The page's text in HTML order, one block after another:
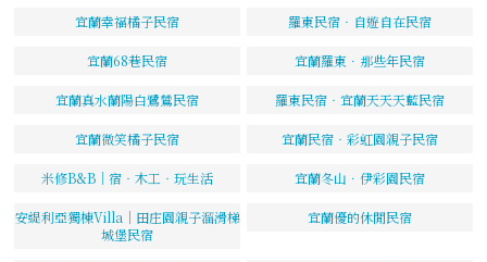
宜蘭幸福橘子民宿 羅東民宿‧自遊自在民宿
宜蘭68巷民宿 宜蘭羅東．那些年民宿
宜蘭真水蘭陽白鷺鷥民宿 羅東民宿‧宜蘭天天天藍民宿
宜蘭微笑橘子民宿 宜蘭民宿‧彩虹園親子民宿
米修B&B｜宿‧木工‧玩生活 宜蘭冬山．伊彩園民宿
安緹利亞獨棟Villa｜田庄園親子溜滑梯
城堡民宿
宜蘭優的休閒民宿